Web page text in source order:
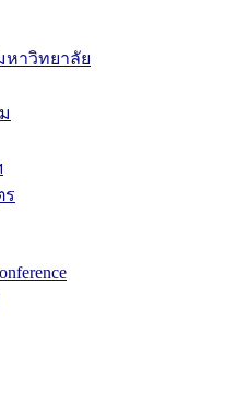
าวิทยาลัย
ร